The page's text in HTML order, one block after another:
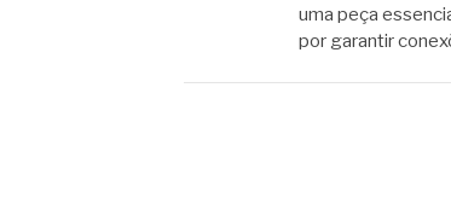
uma peça
por garantir